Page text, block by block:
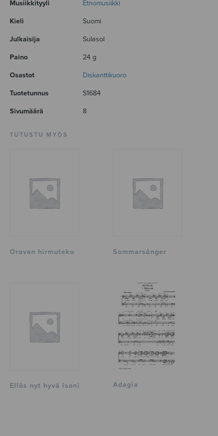
Musiikkityyli Etnomusiikki
Kieli Suomi
Julkaisija Sulasol
Paino 24 g
Osastot Diskanttikuoro
Tuotetunnus S1684
Sivumäärä 8
TUTUSTU MYÖS
Oravan hirmuteko Sommarsånger
Ellös nyt hyvä isoni Adagia